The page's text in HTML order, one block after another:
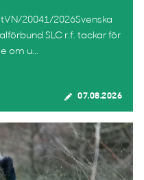
20041/2026Svenska
SLC r.f. tackar för
om u...
07.08.2026